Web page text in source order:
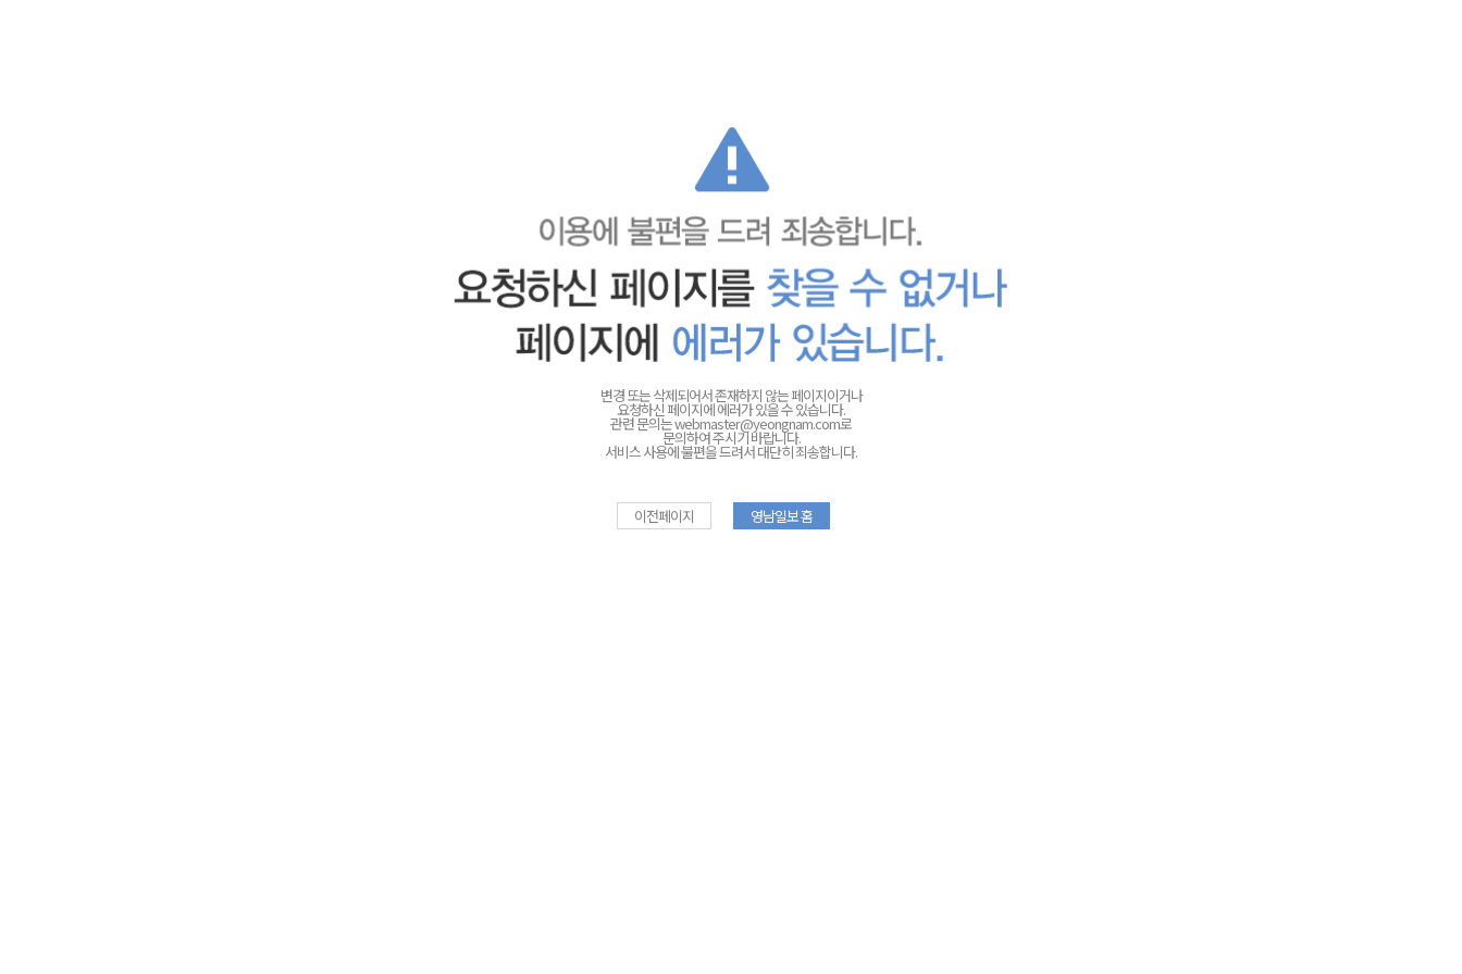
변경 또는 삭제되어서 존재하지 않는 페이지이거나
요청하신 페이지에 에러가 있을 수 있습니다.
관련 문의는webmaster@yeongnam.com로
문의하여 주시기 바랍니다.
서비스 사용에 불편을 드려서 대단히 죄송합니다.
이전페이지 영남일보 홈